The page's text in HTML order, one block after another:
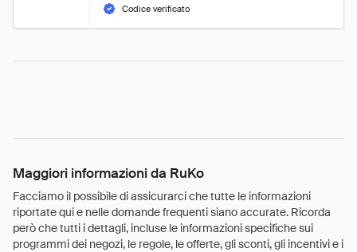
Codice verificato
Maggiori informazioni da RuKo
Facciamo il possibile di assicurarci che tutte le informazioni
riportate qui e nelle domande frequenti siano accurate. Ricorda
però che tutti i dettagli, incluse le informazioni specifiche sui
programmi dei negozi, le regole, le offerte, gli sconti, gli incentivi e i